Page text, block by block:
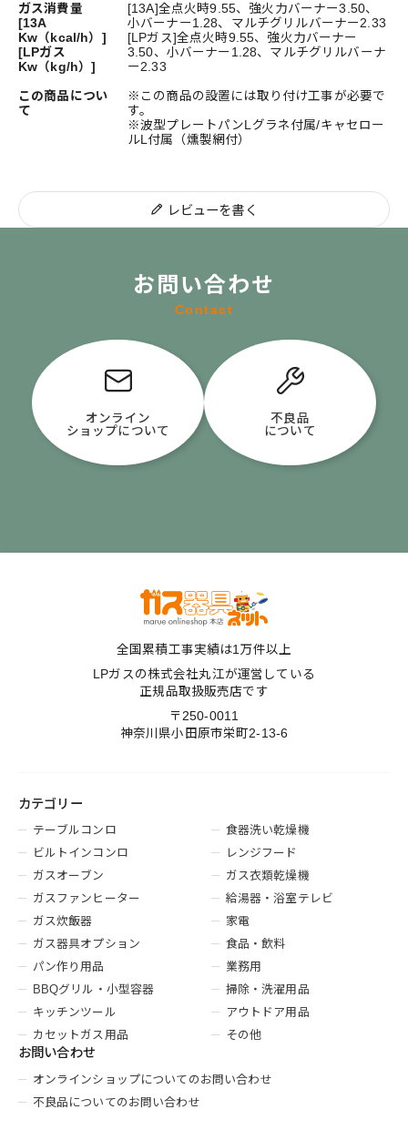
ガス消費量
[13A
Kw（kcal/h）]
[LPガス
Kw（kg/h）]
[13A]全点火時9.55、強火力バーナー3.50、
小バーナー1.28、マルチグリルバーナー2.33
[LPガス]全点火時9.55、強火力バーナー
3.50、小バーナー1.28、マルチグリルバーナ
ー2.33
この商品につい
て
※この商品の設置には取り付け工事が必要で
す。
※波型プレートパンLグラネ付属/キャセロー
ルL付属（燻製網付）
レビューを書く
お問い合わせ
Contact
オンライン
ショップについて
不良品
について
全国累積工事実績は1万件以上
LPガスの株式会社丸江が運営している
正規品取扱販売店です
〒250-0011
神奈川県小田原市栄町2-13-6
カテゴリー
テーブルコンロ
ビルトインコンロ
ガスオーブン
ガスファンヒーター
ガス炊飯器
ガス器具オプション
パン作り用品
BBQグリル・小型容器
キッチンツール
カセットガス用品
食器洗い乾燥機
レンジフード
ガス衣類乾燥機
給湯器・浴室テレビ
家電
食品・飲料
業務用
掃除・洗濯用品
アウトドア用品
その他
お問い合わせ
オンラインショップについてのお問い合わせ
不良品についてのお問い合わせ